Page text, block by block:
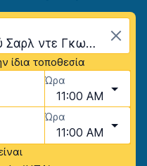
Αεροδρόμιο Παρισιού Σαρλ ντε Γκωλ (CDG), Παρίσι, Γαλλία
ίδια τοποθεσία
Ώρα
11:00 AM
Ώρα
11:00 AM